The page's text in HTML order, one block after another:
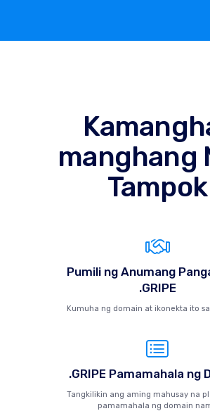
manghang
Tampok
Pumili ng Anumang
.GRIPE
Kumuha ng domain at ikonekta ito
.GRIPE Pamamahala ng
Tangkilikin ang aming mahusay na
pamamahala ng domain